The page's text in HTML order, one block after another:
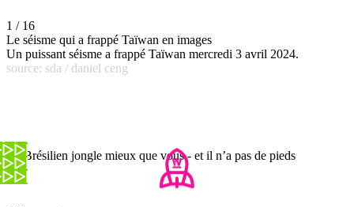
1 / 16
Le séisme qui a frappé Taïwan en images
Un puissant séisme a frappé Taïwan mercredi 3 avril 2024.
source: sda / daniel ceng
Ce Brésilien jongle mieux que vous - et il n’a pas de pieds